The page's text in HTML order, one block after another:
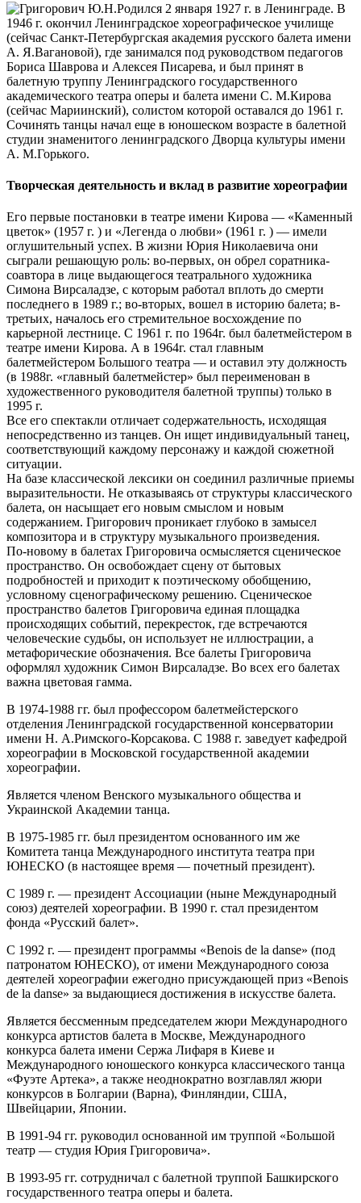
Родился 2 января 1927 г. в Ленинграде. В
1946 г. окончил Ленинградское хореографическое училище
(сейчас Санкт-Петербургская академия русского балета имени
А. Я.Вагановой), где занимался под руководством педагогов
Бориса Шаврова и Алексея Писарева, и был принят в
балетную труппу Ленинградского государственного
академического театра оперы и балета имени С. М.Кирова
(сейчас Мариинский), солистом которой оставался до 1961 г.
Сочинять танцы начал еще в юношеском возрасте в балетной
студии знаменитого ленинградского Дворца культуры имени
А. М.Горького.
Творческая деятельность и вклад в развитие хореографии
Его первые постановки в театре имени Кирова — «Каменный
цветок» (1957 г. ) и «Легенда о любви» (1961 г. ) — имели
оглушительный успех. В жизни Юрия Николаевича они
сыграли решающую роль: во-первых, он обрел соратника-
соавтора в лице выдающегося театрального художника
Симона Вирсаладзе, с которым работал вплоть до смерти
последнего в 1989 г.; во-вторых, вошел в историю балета; в-
третьих, началось его стремительное восхождение по
карьерной лестнице. С 1961 г. по 1964г. был балетмейстером в
театре имени Кирова. А в 1964г. стал главным
балетмейстером Большого театра — и оставил эту должность
(в 1988г. «главный балетмейстер» был переименован в
художественного руководителя балетной труппы) только в
1995 г.
Все его спектакли отличает содержательность, исходящая
непосредственно из танцев. Он ищет индивидуальный танец,
соответствующий каждому персонажу и каждой сюжетной
ситуации.
На базе классической лексики он соединил различные приемы
выразительности. Не отказываясь от структуры классического
балета, он насыщает его новым смыслом и новым
содержанием. Григорович проникает глубоко в замысел
композитора и в структуру музыкального произведения.
По-новому в балетах Григоровича осмысляется сценическое
пространство. Он освобождает сцену от бытовых
подробностей и приходит к поэтическому обобщению,
условному сценографическому решению. Сценическое
пространство балетов Григоровича единая площадка
происходящих событий, перекресток, где встречаются
человеческие судьбы, он использует не иллюстрации, а
метафорические обозначения. Все балеты Григоровича
оформлял художник Симон Вирсаладзе. Во всех его балетах
важна цветовая гамма.
В 1974-1988 гг. был профессором балетмейстерского
отделения Ленинградской государственной консерватории
имени Н. А.Римского-Корсакова. С 1988 г. заведует кафедрой
хореографии в Московской государственной академии
хореографии.
Является членом Венского музыкального общества и
Украинской Академии танца.
В 1975-1985 гг. был президентом основанного им же
Комитета танца Международного института театра при
ЮНЕСКО (в настоящее время — почетный президент).
С 1989 г. — президент Ассоциации (ныне Международный
союз) деятелей хореографии. В 1990 г. стал президентом
фонда «Русский балет».
С 1992 г. — президент программы «Benоis de la danse» (под
патронатом ЮНЕСКО), от имени Международного союза
деятелей хореографии ежегодно присуждающей приз «Benоis
de la danse» за выдающиеся достижения в искусстве балета.
Является бессменным председателем жюри Международного
конкурса артистов балета в Москве, Международного
конкурса балета имени Сержа Лифаря в Киеве и
Международного юношеского конкурса классического танца
«Фуэте Артека», а также неоднократно возглавлял жюри
конкурсов в Болгарии (Варна), Финляндии, США,
Швейцарии, Японии.
В 1991-94 гг. руководил основанной им труппой «Большой
театр — студия Юрия Григоровича».
В 1993-95 гг. сотрудничал с балетной труппой Башкирского
государственного театра оперы и балета.